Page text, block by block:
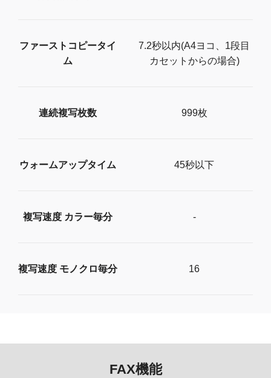
ファーストコピータイ
ム
7.2秒以内(A4ヨコ、1段目
カセットからの場合)
連続複写枚数 999枚
ウォームアップタイム 45秒以下
複写速度 カラー毎分 -
複写速度 モノクロ毎分 16
FAX機能